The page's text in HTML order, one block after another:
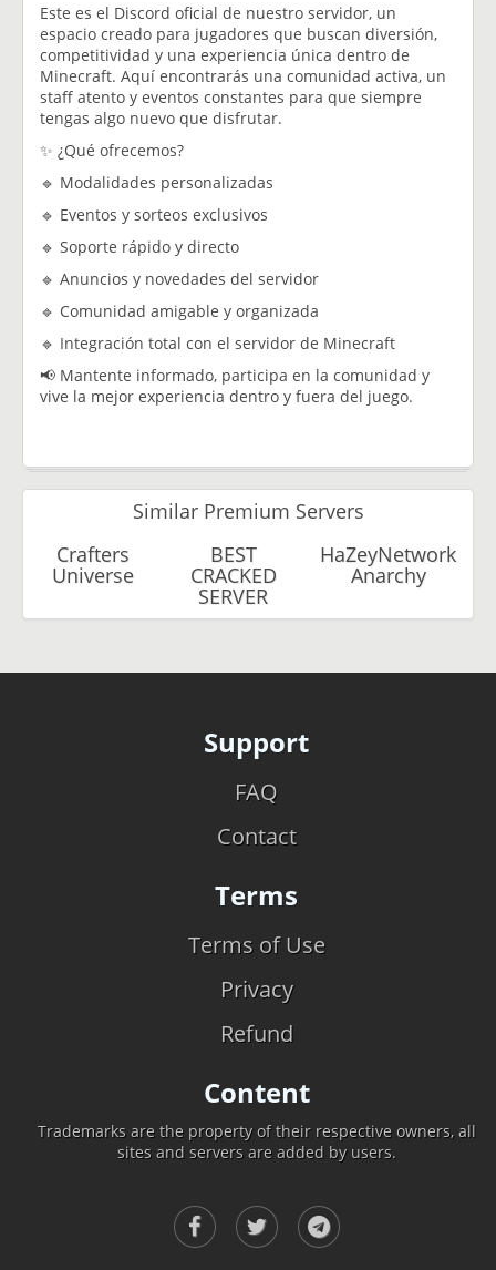
Este es el Discord oficial de nuestro servidor, un
espacio creado para jugadores que buscan diversión,
competitividad y una experiencia única dentro de
Minecraft. Aquí encontrarás una comunidad activa, un
staff atento y eventos constantes para que siempre
tengas algo nuevo que disfrutar.
✨ ¿Qué ofrecemos?
🔹 Modalidades personalizadas
🔹 Eventos y sorteos exclusivos
🔹 Soporte rápido y directo
🔹 Anuncios y novedades del servidor
🔹 Comunidad amigable y organizada
🔹 Integración total con el servidor de Minecraft
📢 Mantente informado, participa en la comunidad y
vive la mejor experiencia dentro y fuera del juego.
Similar Premium Servers
Crafters
Universe
BEST
CRACKED
SERVER
HaZeyNetwork
Anarchy
Support
FAQ
Contact
Terms
Terms of Use
Privacy
Refund
Content
Trademarks are the property of their respective owners, all
sites and servers are added by users.